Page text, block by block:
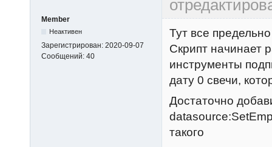
end
if not
dbName) then
error(
на отмену
db_name=%s)",
      message(
получения
local
secCode,
        datasource:SetEmptyCallback()
table
          classCode = classCode,
          datasource = datasource,
          params = utils.getSecurityParams(classCode,
secCode)
Member
Неактивен
Зарегистрирован: 2020-09-07
Сообщений: 40
Тут все
Скрипт начинает
инструменты
дату 0 свечи,
Достаточно
такого